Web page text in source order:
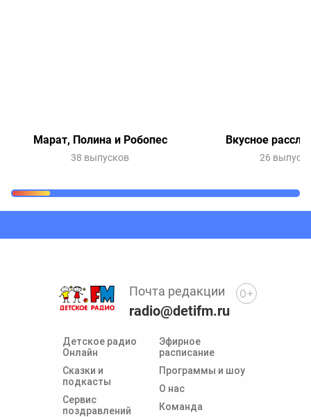
Марат, Полина и Робопес
38 выпусков
Вкусное
26
Детское радио
Онлайн
Сказки и
подкасты
Сервис
поздравлений
Эфирное
расписание
Программы и шоу
О нас
Команда
Почта редакции
radio@detifm.ru
0+